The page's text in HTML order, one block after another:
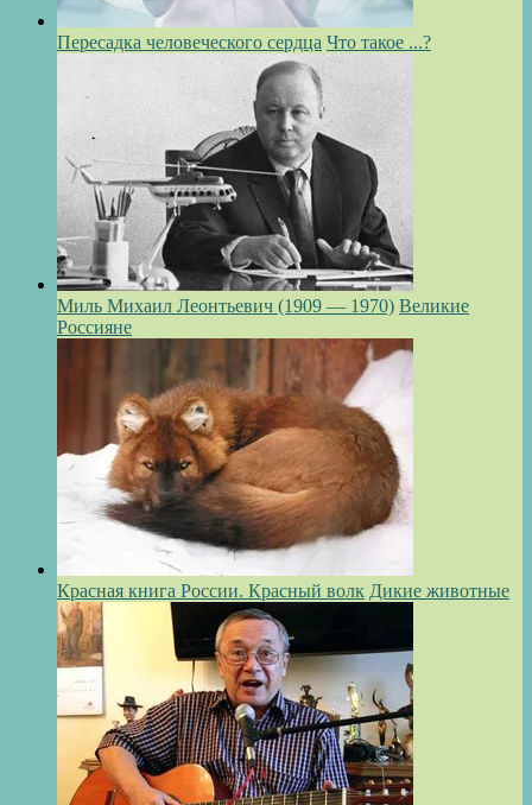
Пересадка человеческого сердца Что такое ...?
Миль Михаил Леонтьевич (1909 — 1970) Великие
Россияне
Красная книга России. Красный волк Дикие животные